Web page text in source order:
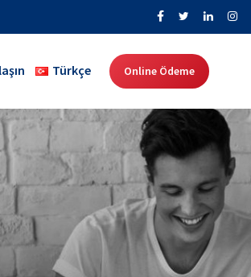
Türkçe Online Ödeme